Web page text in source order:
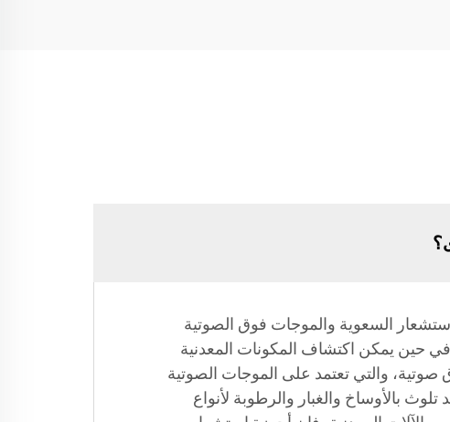
السعوية والموجات فوق الصوتية
حين يمكن اكتشاف المكونات المعدنية
صوتية، والتي تعتمد على الموجات الصوتية
بالأوساخ والغبار والرطوبة لأنواع